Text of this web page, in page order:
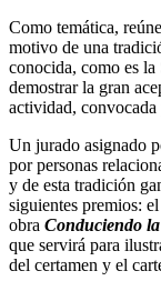
Como temática,
motivo de una
conocida, como es la
demostrar la gran
actividad,
Un jurado asignado
por personas
y de esta tradición
siguientes premios:
obra Conduciendo
que servirá para
del certamen y el